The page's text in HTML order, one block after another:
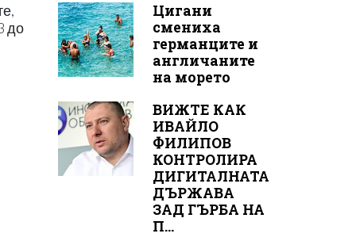
до
Цигани
смениха
германците и
англичаните
на морето
ВИЖТЕ КАК
ИВАЙЛО
ФИЛИПОВ
КОНТРОЛИРА
ДИГИТАЛНАТА
ДЪРЖАВА
ЗАД ГЪРБА НА
П...